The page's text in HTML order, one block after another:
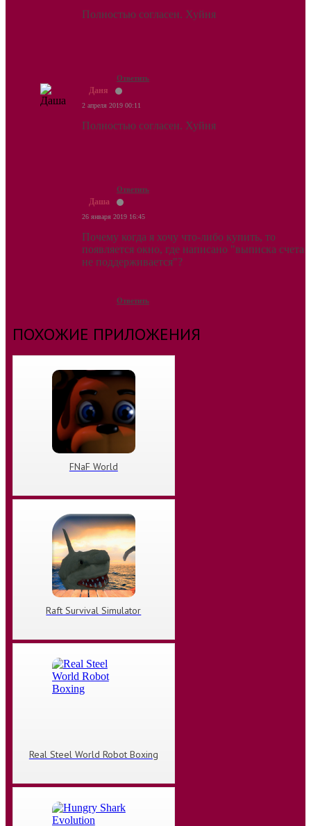
Полностью согласен. Хуйня
Ответить
Даня
2 апреля 2019 00:11
Полностью согласен. Хуйня
Ответить
Даша
26 января 2019 16:45
Почему когда я хочу что-либо купить, то
появляется окно, где написано "выписка счета
не поддерживается"?
Ответить
ПОХОЖИЕ ПРИЛОЖЕНИЯ
FNaF World
Raft Survival Simulator
Real Steel World Robot Boxing